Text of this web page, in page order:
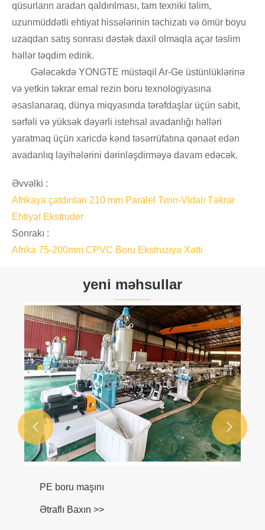
qüsurların aradan qaldırılması, tam texniki təlim,
uzunmüddətli ehtiyat hissələrinin təchizatı və ömür boyu
uzaqdan satış sonrası dəstək daxil olmaqla açar təslim
həllər təqdim edirik.
Gələcəkdə YONGTE müstəqil Ar-Ge üstünlüklərinə
və yetkin təkrar emal rezin boru texnologiyasına
əsaslanaraq, dünya miqyasında tərəfdaşlar üçün sabit,
sərfəli və yüksək dəyərli istehsal avadanlığı həlləri
yaratmaq üçün xaricdə kənd təsərrüfatına qənaət edən
avadanlıq layihələrini dərinləşdirməyə davam edəcək.
Əvvəlki :
Afrikaya çatdırılan 210 mm Paralel Twin-Vidalı Təkrar
Ehtiyat Ekstruder
Sonrakı :
Afrika 75-200mm CPVC Boru Ekstruziya Xətti
yeni məhsullar
PE boru maşını
Ətraflı Baxın >>
 